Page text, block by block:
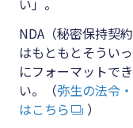
い」。
NDA（秘密保持契
はもともとそうい
にフォーマットで
い。（弥生の法令
はこちら
）